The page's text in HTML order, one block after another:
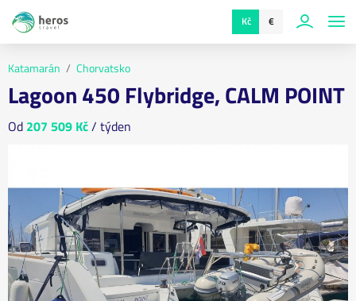
Kč €
Katamarán Chorvatsko
Lagoon 450 Flybridge, CALM POINT
Od 207 509 Kč/ týden